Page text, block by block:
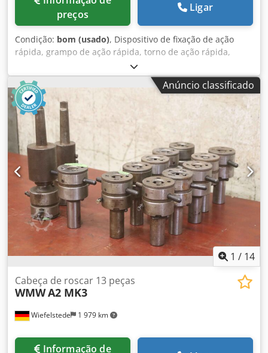
preços
Ligar
Condição: bom (usado), Dispositivo de fixação de ação
rápida, grampo de ação rápida, torno de ação rápida,
dispositivo de perfuração, torno de máquina, torno de
máquina de perfuração, luva de fixação, pinça -Cabeça de
corte de rosca: cabeça de corte de rosca de abertura
automática Dcedpfx Alsv Uw Amofok -Tipo: CH7-44 -
Imagem: M48 - Pinça: Ø 25 mm -Dimensões: 330/210/H135
mm -Peso: 17,4 kg
Anúncio classificado
1 / 14
Wiefelstede 1 979 km
Cabeça de roscar 13 peças
WMWA2 MK3